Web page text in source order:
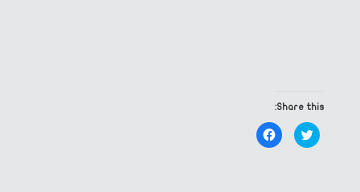
Share this:
Click
to
share
Click
to